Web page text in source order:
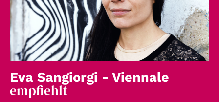
So geht’s
Filmpakete
& Filmpässe
Account
Eva Sangiorgi - Viennale
empfiehlt